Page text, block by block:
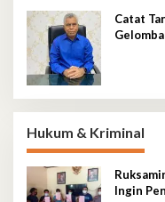
Catat
Hukum & Kriminal
Ingin